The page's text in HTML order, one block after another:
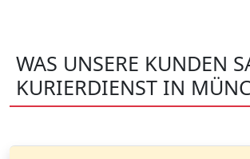
WAS UNSERE KUNDEN
KURIERDIENST IN